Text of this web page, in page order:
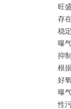
旺
存
稳
曝
抑
根
好
曝
性